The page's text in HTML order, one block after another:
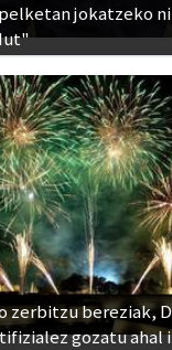
jokatzeko
zerbitzu bereziak,
gozatu ahal